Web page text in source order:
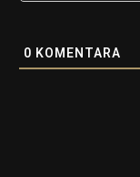
0 KOMENTARA